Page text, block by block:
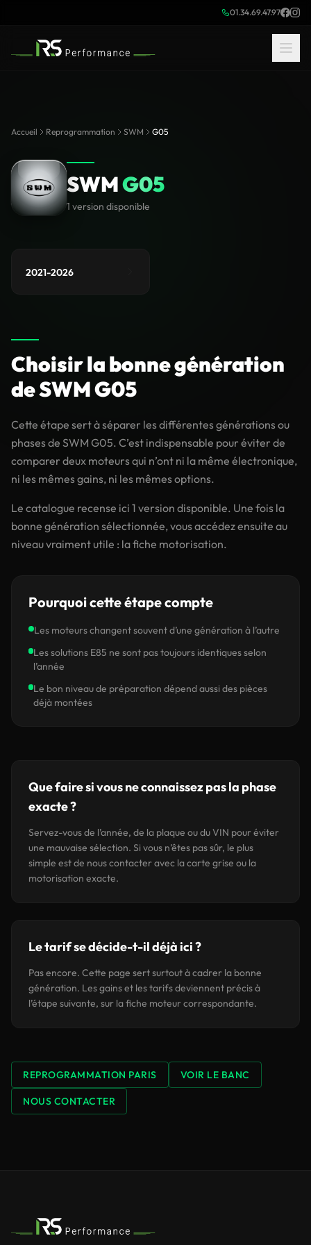
01.34.69.47.97
Accueil Reprogrammation SWM G05
SWMG05
1 version disponible
2021-2026
Choisir la bonne génération
de SWM G05
Cette étape sert à séparer les différentes générations ou
phases de SWM G05. C’est indispensable pour éviter de
comparer deux moteurs qui n’ont ni la même électronique,
ni les mêmes gains, ni les mêmes options.
Le catalogue recense ici 1 version disponible. Une fois la
bonne génération sélectionnée, vous accédez ensuite au
niveau vraiment utile : la fiche motorisation.
Pourquoi cette étape compte
Les moteurs changent souvent d’une génération à l’autre
Les solutions E85 ne sont pas toujours identiques selon
l’année
Le bon niveau de préparation dépend aussi des pièces
déjà montées
Que faire si vous ne connaissez pas la phase
exacte ?
Servez-vous de l’année, de la plaque ou du VIN pour éviter
une mauvaise sélection. Si vous n’êtes pas sûr, le plus
simple est de nous contacter avec la carte grise ou la
motorisation exacte.
Le tarif se décide-t-il déjà ici ?
Pas encore. Cette page sert surtout à cadrer la bonne
génération. Les gains et les tarifs deviennent précis à
l’étape suivante, sur la fiche moteur correspondante.
REPROGRAMMATION PARIS VOIR LE BANC
NOUS CONTACTER